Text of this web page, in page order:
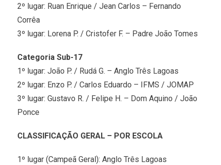
2º lugar: Ruan Enrique / Jean Carlos – Fernando
Corrêa
3º lugar: Lorena P. / Cristofer F. – Padre João Tomes
Categoria Sub-17
1º lugar: João P. / Rudá G. – Anglo Três Lagoas
2º lugar: Enzo P. / Carlos Eduardo – IFMS / JOMAP
3º lugar: Gustavo R. / Felipe H. – Dom Aquino / João
Ponce
CLASSIFICAÇÃO GERAL – POR ESCOLA
1º lugar (Campeã Geral): Anglo Três Lagoas